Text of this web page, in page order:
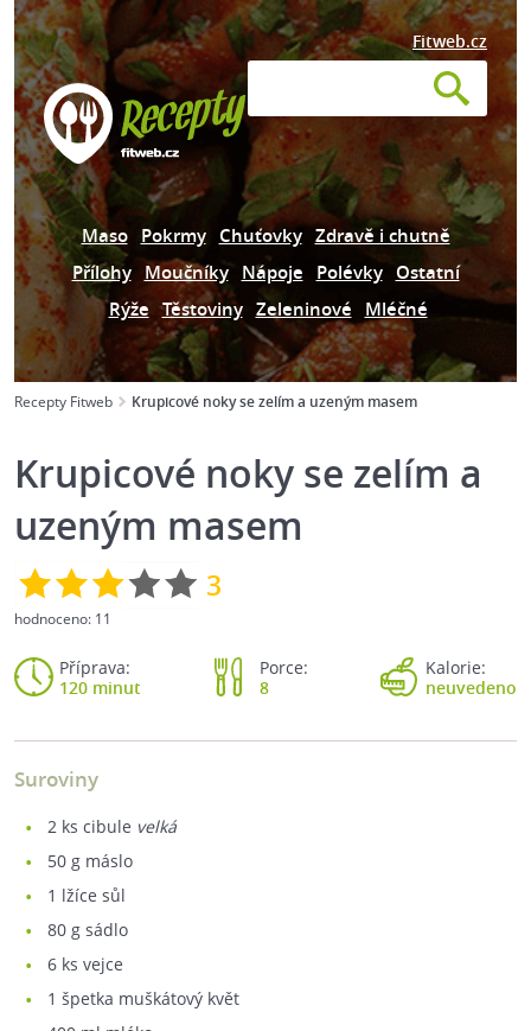
Fitweb.cz
Maso Pokrmy Chuťovky Zdravě i chutně
Přílohy Moučníky Nápoje Polévky Ostatní
Rýže Těstoviny Zeleninové Mléčné
Recepty Fitweb Krupicové noky se zelím a uzeným masem
Krupicové noky se zelím a
uzeným masem
3
hodnoceno: 11
Příprava:
120 minut
Porce:
8
Kalorie:
neuvedeno
Suroviny
2 ks cibule velká
50 g máslo
1 lžíce sůl
80 g sádlo
6 ks vejce
1 špetka muškátový květ